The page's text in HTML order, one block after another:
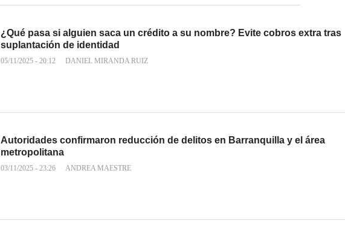
¿Qué pasa si alguien saca un crédito a su nombre? Evite cobros extra tras
suplantación de identidad
05/11/2025 - 20:12 DANIEL MIRANDA RUIZ
Autoridades confirmaron reducción de delitos en Barranquilla y el área
metropolitana
03/11/2025 - 23:26 ANDREA MAESTRE